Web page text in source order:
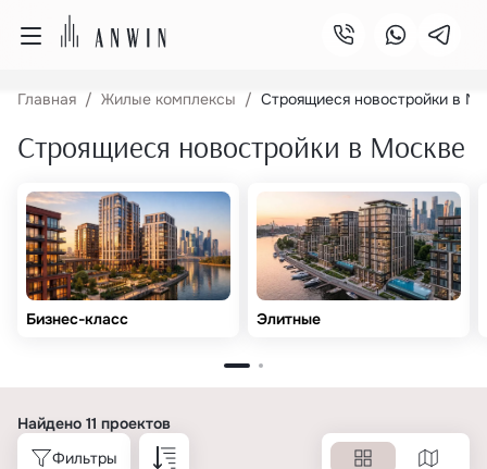
Главная Жилые комплексы Строящиеся новостройки в
Строящиеся новостройки в Москве
Бизнес-класс Элитные
Найдено 11 проектов
Фильтры